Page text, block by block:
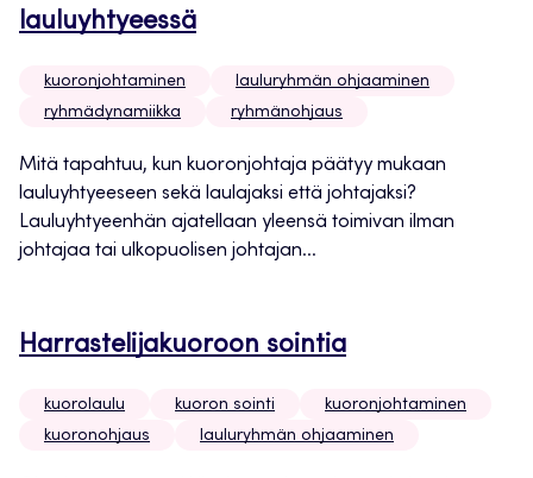
lauluyhtyeessä
kuoronjohtaminen
lauluryhmän ohjaaminen
ryhmädynamiikka
ryhmänohjaus
Mitä tapahtuu, kun kuoronjohtaja päätyy mukaan
lauluyhtyeeseen sekä laulajaksi että johtajaksi?
Lauluyhtyeenhän ajatellaan yleensä toimivan ilman
johtajaa tai ulkopuolisen johtajan...
Harrastelijakuoroon sointia
kuorolaulu kuoron sointi
kuoronjohtaminen
kuoronohjaus
lauluryhmän ohjaaminen